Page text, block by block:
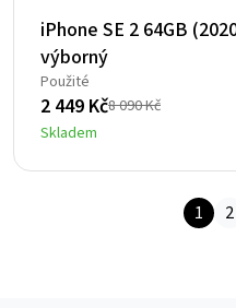
iPhone SE 2 64GB
výborný
Použité
8 090Kč
Původní
cena
byla:
2 449 Kč
Aktuální
cena
je:
Skladem
1 2